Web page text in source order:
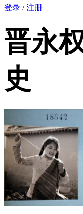
登录 /注册
晋永
史